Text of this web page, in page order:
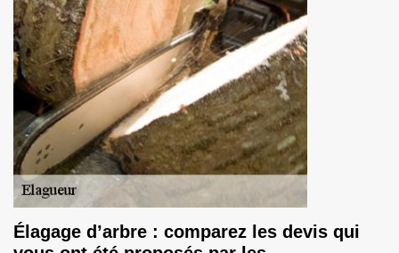
Élagage d’arbre : comparez les devis qui